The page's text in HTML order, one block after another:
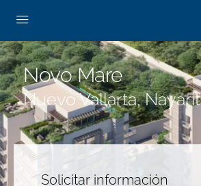
Novo Mare
Nuevo Vallarta, Nayarit
Solicitar información